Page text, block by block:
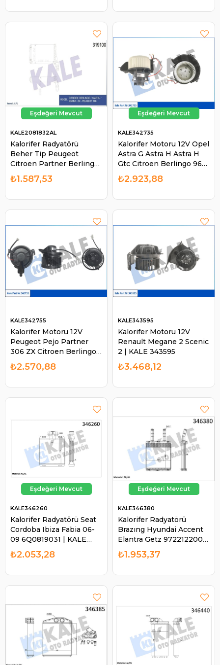
Kalorifer Radyatörü
Beher Tip Peugeot
Citroen Partner Berlingo
1.9 2. 306 Xsara Xantıa |
KALE 2081832AL
KALE2081832AL
₺1.587,53
Kalorifer Motoru 12V Opel
Astra G Astra H Astra H
Gtc Citroen Berlingo 96-
08 ZX 91-97 Peugeot 306
93-02 Partner | KALE
KALE342735
₺2.923,88
Kalorifer Motoru 12V
Peugeot Pejo Partner
306 ZX Citroen Berlingo
98-00 | KALE 342755
KALE342755
₺2.570,88
Kalorifer Motoru 12V
Renault Megane 2 Scenic
2 | KALE 343595
KALE343595
₺3.468,12
Kalorifer Radyatörü Seat
Cordoba Ibiza Fabia 06-
09 6Q0819031 | KALE
346260
KALE346260
₺2.053,28
Kalorifer Radyatörü
Brazıng Hyundai Accent
Elantra Getz 9722122000
| KALE 346380
KALE346380
₺1.953,37